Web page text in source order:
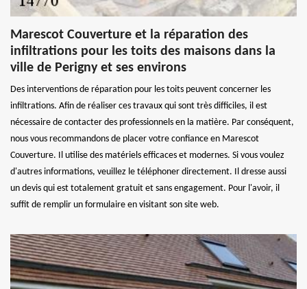
Marescot Couverture et la réparation des
infiltrations pour les toits des maisons dans la
ville de Perigny et ses environs
Des interventions de réparation pour les toits peuvent concerner les
infiltrations. Afin de réaliser ces travaux qui sont très difficiles, il est
nécessaire de contacter des professionnels en la matière. Par conséquent,
nous vous recommandons de placer votre confiance en Marescot
Couverture. Il utilise des matériels efficaces et modernes. Si vous voulez
d'autres informations, veuillez le téléphoner directement. Il dresse aussi
un devis qui est totalement gratuit et sans engagement. Pour l'avoir, il
suffit de remplir un formulaire en visitant son site web.